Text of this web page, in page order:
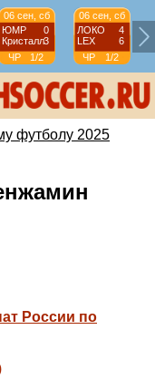
06 сен, сб
ЮМР
0
Кристалл3
ЧР
1/2
06 сен, сб
ЛОКО
4
LEX
6
ЧР
1/2
футболу 2025
России по